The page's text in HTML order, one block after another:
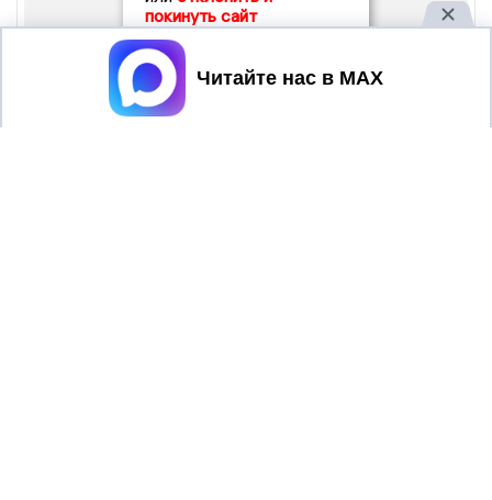
покинуть сайт
Принять